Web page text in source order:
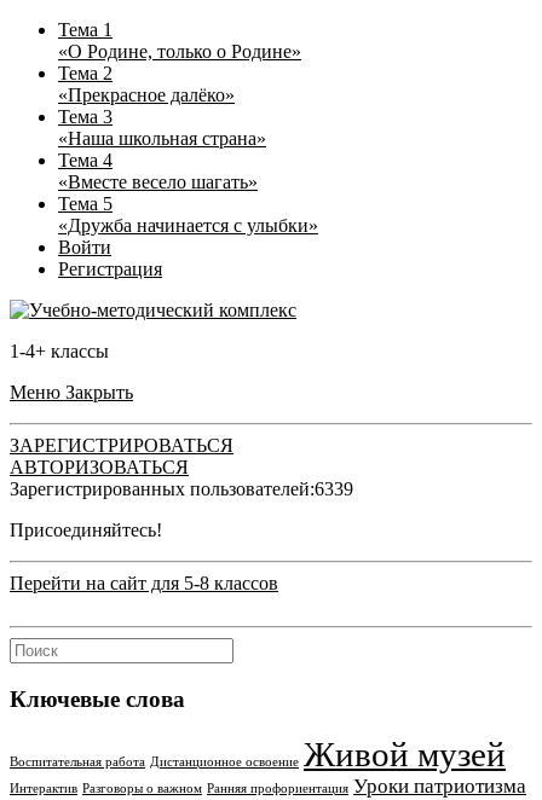
Тема 1
«О Родине, только о Родине»
Тема 2
«Прекрасное далёко»
Тема 3
«Наша школьная страна»
Тема 4
«Вместе весело шагать»
Тема 5
«Дружба начинается с улыбки»
Войти
Регистрация
1-4+ классы
Меню Закрыть
ЗАРЕГИСТРИРОВАТЬСЯ
АВТОРИЗОВАТЬСЯ
Зарегистрированных пользователей:6339
Присоединяйтесь!
Перейти на сайт для 5-8 классов
Ключевые слова
Воспитательная работа Дистанционное освоение Живой музей
Интерактив Разговоры о важном Ранняя профориентация Уроки патриотизма